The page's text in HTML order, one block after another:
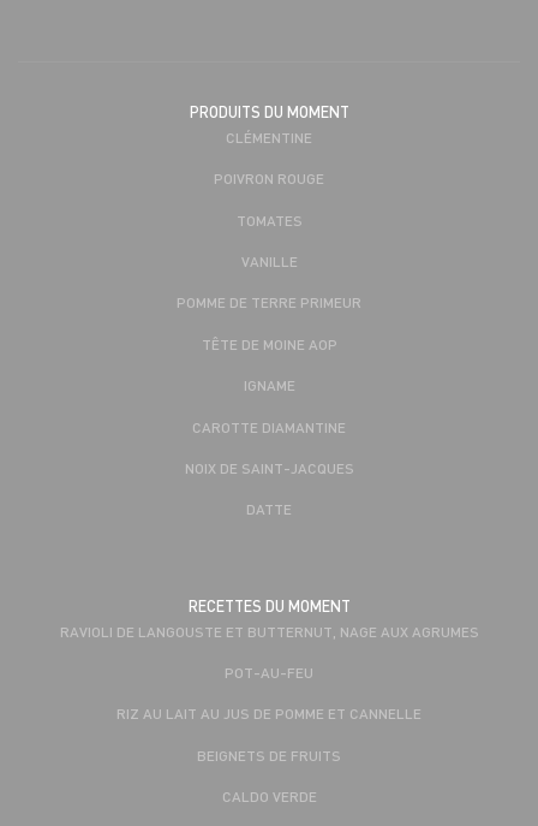
PRODUITS DU MOMENT
CLÉMENTINE
POIVRON ROUGE
TOMATES
VANILLE
POMME DE TERRE PRIMEUR
TÊTE DE MOINE AOP
IGNAME
CAROTTE DIAMANTINE
NOIX DE SAINT-JACQUES
DATTE
RECETTES DU MOMENT
RAVIOLI DE LANGOUSTE ET BUTTERNUT, NAGE AUX AGRUMES
POT-AU-FEU
RIZ AU LAIT AU JUS DE POMME ET CANNELLE
BEIGNETS DE FRUITS
CALDO VERDE